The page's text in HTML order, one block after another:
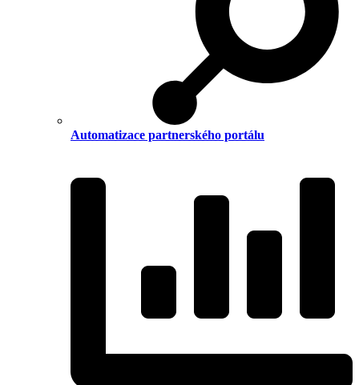
Automatizace partnerského portálu